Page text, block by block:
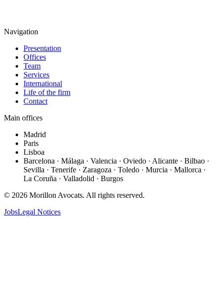
Navigation
Presentation
Offices
Team
Services
International
Life of the firm
Contact
Main offices
Madrid
Paris
Lisboa
Barcelona · Málaga · Valencia · Oviedo · Alicante · Bilbao ·
Sevilla · Tenerife · Zaragoza · Toledo · Murcia · Mallorca ·
La Coruña · Valladolid · Burgos
© 2026 Morillon Avocats. All rights reserved.
JobsLegal Notices